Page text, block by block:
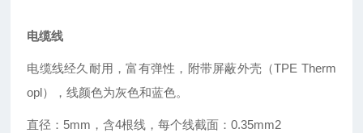
电缆线
电缆线经久耐用，富有弹性，附带屏蔽外壳（TPE Therm
opl），线颜色为灰色和蓝色。
直径：5mm，含4根线，每个线截面：0.35mm2